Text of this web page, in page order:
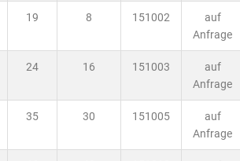
19 8 151002
auf
Anfrage
24 16 151003
auf
Anfrage
35 30 151005
auf
Anfrage